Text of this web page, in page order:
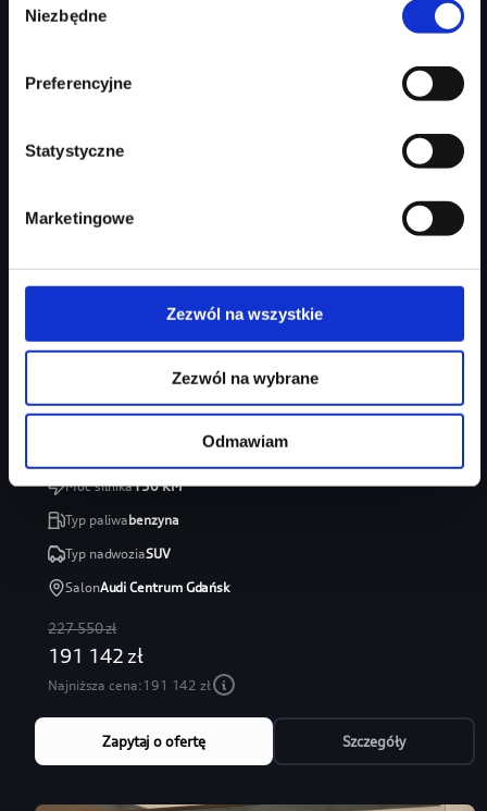
zgody
Niezbędne
Preferencyjne
Statystyczne
Marketingowe
Zezwól na wszystkie
Zezwól na wybrane
Odmawiam
Zapytaj o ofertę Szczegóły
Audi Q3
reflektory Led Pro/ kamera cofania/ ambiente+/ 19″/ systemy
Moc silnika150KM
Typ paliwabenzyna
Typ nadwoziaSUV
SalonAudi Centrum Gdańsk
227 550 zł
191 142 zł
Najniższa cena:191 142 zł
Zapytaj o ofertę Szczegóły